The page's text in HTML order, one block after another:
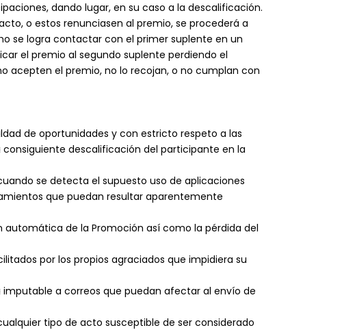
dando lugar, en su caso a la descalificación.
o estos renunciasen al premio, se procederá a
se logra contactar con el primer suplente en un
el premio al segundo suplente perdiendo el
acepten el premio, no lo recojan, o no cumplan con
de oportunidades y con estricto respeto a las
consiguiente descalificación del participante en la
se detecta el supuesto uso de aplicaciones
que puedan resultar aparentemente
de la Promoción así como la pérdida del
por los propios agraciados que impidiera su
a correos que puedan afectar al envío de
tipo de acto susceptible de ser considerado